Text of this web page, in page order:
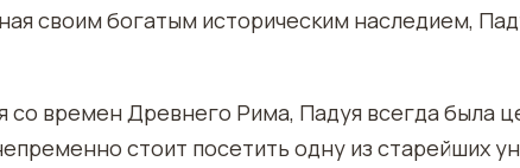
своим богатым историческим наследием,
со времен Древнего Рима, Падуя всегда была
стоит посетить одну из старейших